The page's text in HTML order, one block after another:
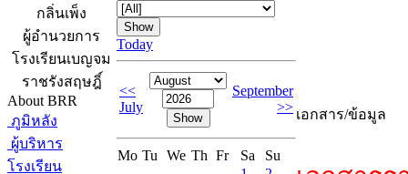
กลิ่นเพ็ง
ผู้อำนวยการ
โรงเรียนเบญจม
ราชรังสฤษฎิ์
About BRR
ภูมิหลัง
ผู้บริหาร
โรงเรียน
Today
<<
July
September
>>
Mo Tu We Th Fr Sa
Su
เอกสาร/ข้อมูล